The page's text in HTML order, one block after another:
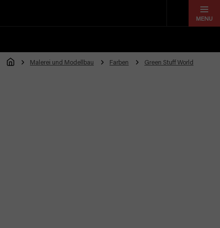
Malerei und Modellbau Farben Green Stuff World